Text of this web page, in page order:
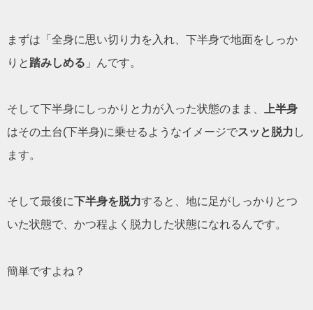
まずは「全身に思い切り力を入れ、下半身で地面をしっか
りと 踏みしめる 」んです。
そして下半身にしっかりと力が入った状態のまま、
上半身
はその土台(下半身)に乗せるようなイメージでスッと脱力 し
ます。
そして最後に 下半身を脱力すると、地に足がしっかりとつ
いた状態で、かつ程よく脱力した状態になれるんです。
簡単ですよね？